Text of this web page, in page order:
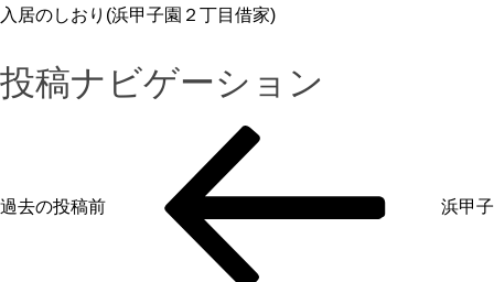
入居のしおり(浜甲子園２丁目借家)
投稿ナビゲーション
過去の投稿前 浜甲子